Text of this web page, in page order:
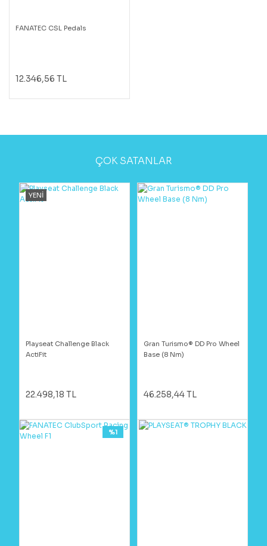
FANATEC CSL Pedals
12.346,56 TL
ÇOK SATANLAR
YENİ
Playseat Challenge Black
ActiFit
22.498,18 TL
Gran Turismo® DD Pro Wheel
Base (8 Nm)
46.258,44 TL
%1